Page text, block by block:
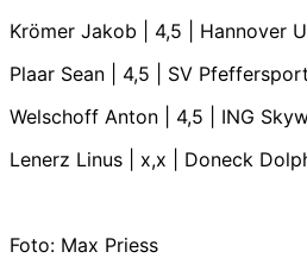
Krömer Jakob | 4,5 | Hannover
Plaar Sean | 4,5 | SV
Welschoff Anton | 4,5 | ING
Lenerz Linus | x,x | Doneck
Foto: Max Priess